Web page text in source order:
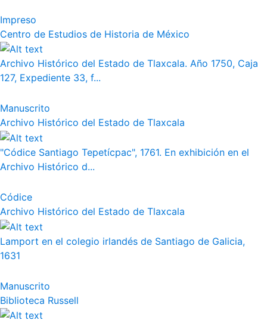
Impreso
Centro de Estudios de Historia de México
Archivo Histórico del Estado de Tlaxcala. Año 1750, Caja
127, Expediente 33, f...
Manuscrito
Archivo Histórico del Estado de Tlaxcala
"Códice Santiago Tepetícpac", 1761. En exhibición en el
Archivo Histórico d...
Códice
Archivo Histórico del Estado de Tlaxcala
Lamport en el colegio irlandés de Santiago de Galicia,
1631
Manuscrito
Biblioteca Russell